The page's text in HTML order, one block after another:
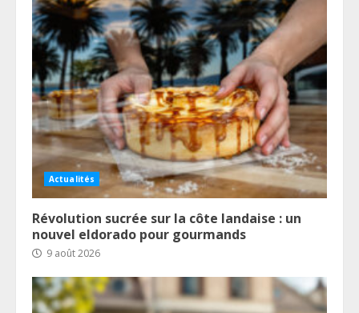
Actualités
Révolution sucrée sur la côte landaise : un
nouvel eldorado pour gourmands
9 août 2026